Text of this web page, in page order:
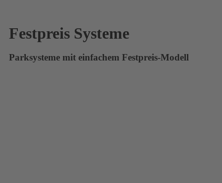
Festpreis Systeme
Parksysteme mit einfachem Festpreis-Modell